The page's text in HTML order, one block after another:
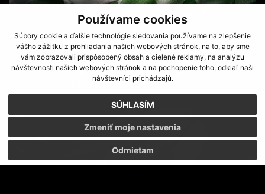
Používame cookies
Súbory cookie a ďalšie technológie sledovania používame na zlepšenie
vášho zážitku z prehliadania našich webových stránok, na to, aby sme
vám zobrazovali prispôsobený obsah a cielené reklamy, na analýzu
návštevnosti našich webových stránok a na pochopenie toho, odkiaľ naši
návštevníci prichádzajú.
SÚHLASÍM
Odmietam
Zmeniť moje nastavenia
POĎAKOVANIE FANÚŠIKOM